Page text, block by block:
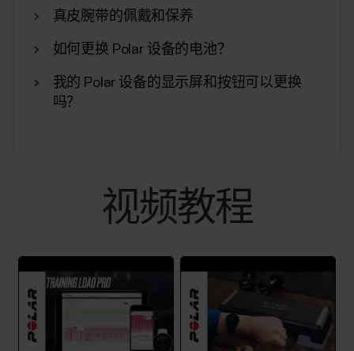
置。访问设备设置在主菜单上点击设备，然后选择
您的设备。如果您有多台 Polar 设备，请向左滑
动。您也可以通过点击已连接设备卡片，直接从日
步。管理您的设备同步：从应用程序启动同步周
期，而不是从您的 Polar 设备启动。关闭：您可以
个人使用。您从设备同步至 Flow...
如何禁用 Polar Beat 和 Polar Flow
Android 应用的省电功能。
如果您遇到以下任何问题，可能需要在 Android 设
真皮腕带的佩戴和保养
如何更换 Polar 设备的电池？
我的 Polar 设备的显示屏和按钮可以更换
吗？
视频教程